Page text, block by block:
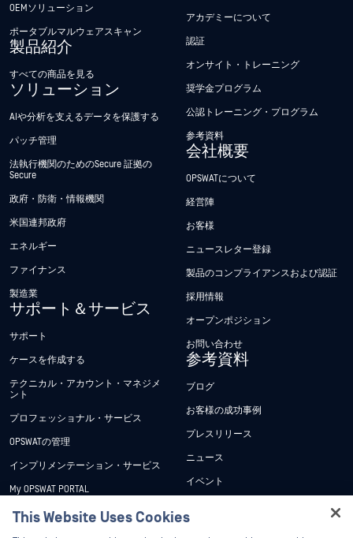
OEMソリューション
ポータブルマルウェアスキャン
製品紹介
すべての商品を見る
ソリューション
AIや分析を支えるデータを保護する
パッチ管理
法執行機関のためのSecure 証拠の
Secure
政府・防衛・情報機関
米国連邦政府
エネルギー
ファイナンス
製造業
サポート＆サービス
サポート
ケースを作成する
テクニカル・アカウント・マネジメ
ント
プロフェッショナル・サービス
OPSWATの管理
インプリメンテーション・サービス
My OPSWAT PORTAL
技術文書
アカデミーについて
認証
オンサイト・トレーニング
奨学金プログラム
公認トレーニング・プログラム
参考資料
会社概要
OPSWATについて
経営陣
お客様
ニュースレター登録
製品のコンプライアンスおよび認証
採用情報
オープンポジション
お問い合わせ
参考資料
ブログ
お客様の成功事例
プレスリリース
ニュース
イベント
This Website Uses Cookies